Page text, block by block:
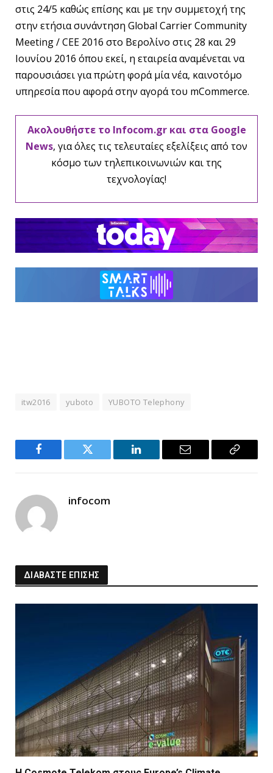
στις 24/5 καθώς επίσης και με την συμμετοχή της
στην ετήσια συνάντηση Global Carrier Community
Meeting / CEE 2016 στο Βερολίνο στις 28 και 29
Ιουνίου 2016 όπου εκεί, η εταιρεία αναμένεται να
παρουσιάσει για πρώτη φορά μία νέα, καινοτόμο
υπηρεσία που αφορά στην αγορά του mCommerce.
Ακολουθήστε το Infocom.gr και στα Google
News, για όλες τις τελευταίες εξελίξεις από τον
κόσμο των τηλεπικοινωνιών και της
τεχνολογίας!
itw2016 yuboto YUBOTO Telephony
Facebook Twitter LinkedIn Email
Copy
infocom
ΔΙΑΒΑΣΤΕ ΕΠΙΣΗΣ